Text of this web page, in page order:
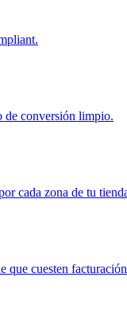
de conversión limpio.
cada zona de tu
que cuesten